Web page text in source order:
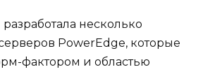
несколько
PowerEdge, которые
фактором и областью